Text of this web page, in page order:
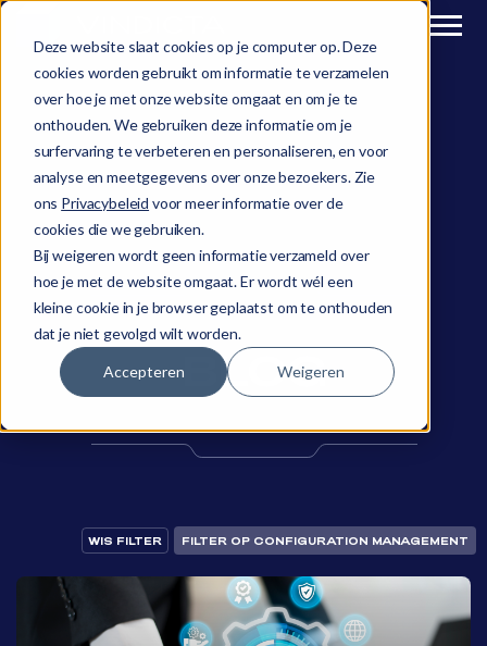
Deze website slaat cookies op je computer op. Deze
cookies worden gebruikt om informatie te verzamelen
over hoe je met onze website omgaat en om je te
onthouden. We gebruiken deze informatie om je
surfervaring te verbeteren en personaliseren, en voor
analyse en meetgegevens over onze bezoekers. Zie
ons Privacybeleid voor meer informatie over de
cookies die we gebruiken.
Bij weigeren wordt geen informatie verzameld over
hoe je met de website omgaat. Er wordt wél een
kleine cookie in je browser geplaatst om te onthouden
dat je niet gevolgd wilt worden.
Accepteren Weigeren
BLOG
WIS FILTER FILTER OP CONFIGURATION MANAGEMENT